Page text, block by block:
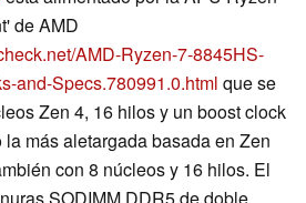
de AMD
AMD-Ryzen-7-8845HS-
and-Specs.780991.0.html que se
Zen 4, 16 hilos y un boost clock
más aletargada basada en Zen
con 8 núcleos y 16 hilos. El